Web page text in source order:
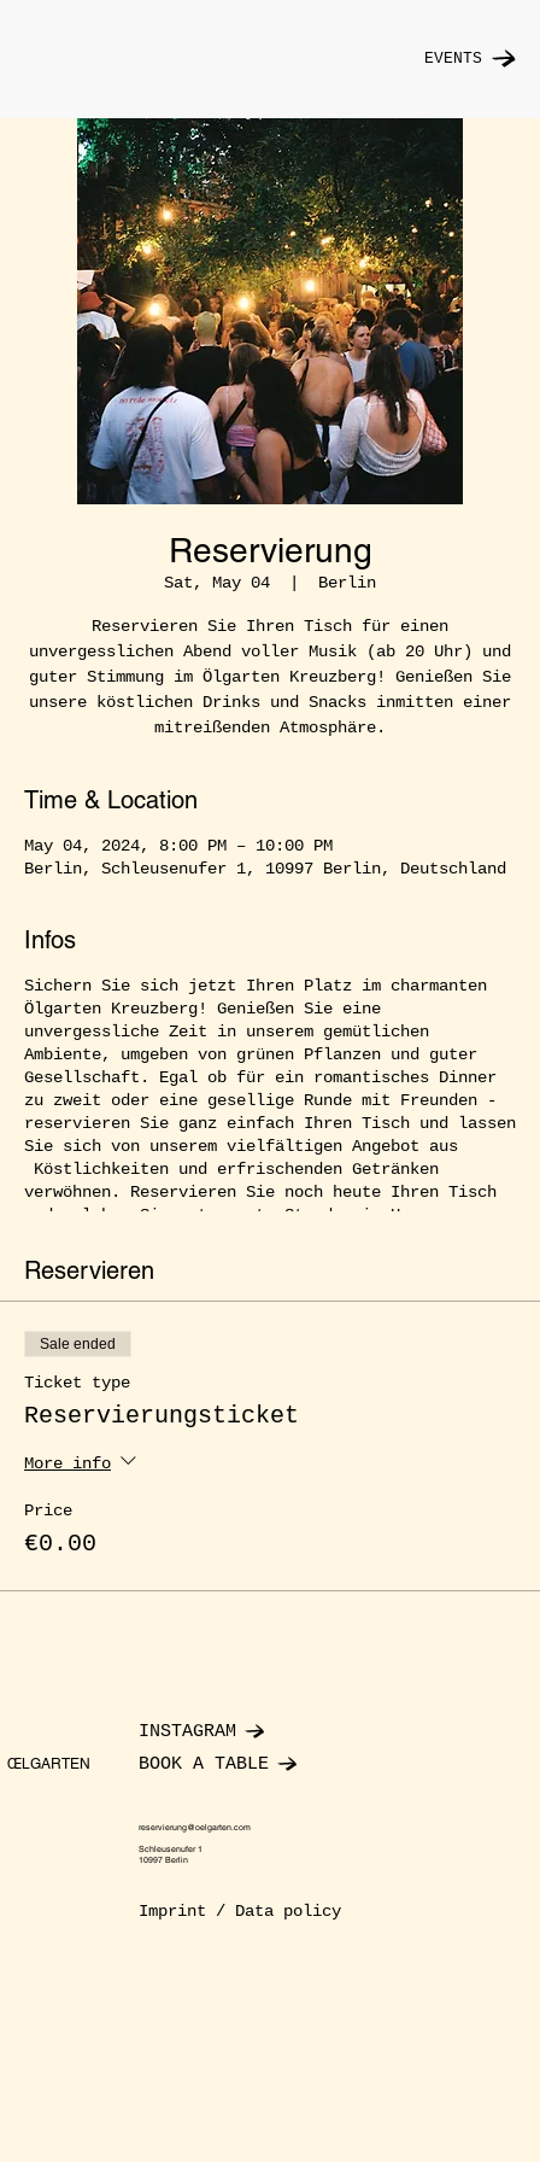
EVENTS
Reservierung
Sat, May 04
  |
Berlin
Reservieren Sie Ihren Tisch für einen
unvergesslichen Abend voller Musik (ab 20 Uhr) und
guter Stimmung im Ölgarten Kreuzberg! Genießen Sie
unsere köstlichen Drinks und Snacks inmitten einer
mitreißenden Atmosphäre.
Time & Location
May 04, 2024, 8:00 PM – 10:00 PM
Berlin, Schleusenufer 1, 10997 Berlin, Deutschland
Infos
Sichern Sie sich jetzt Ihren Platz im charmanten
Ölgarten Kreuzberg! Genießen Sie eine
unvergessliche Zeit in unserem gemütlichen
Ambiente, umgeben von grünen Pflanzen und guter
Gesellschaft. Egal ob für ein romantisches Dinner
zu zweit oder eine gesellige Runde mit Freunden -
reservieren Sie ganz einfach Ihren Tisch und lassen
Sie sich von unserem vielfältigen Angebot aus
Köstlichkeiten und erfrischenden Getränken
verwöhnen. Reservieren Sie noch heute Ihren Tisch
und erleben Sie entspannte Stunden im Herzen von
Reservieren
Sale ended
Ticket type
Reservierungsticket
More info
Price
€0.00
ŒLGARTEN
INSTAGRAM
BOOK A TABLE
reservierung@oelgarten.com
Schleusenufer 1
10997 Berlin
Imprint / Data policy